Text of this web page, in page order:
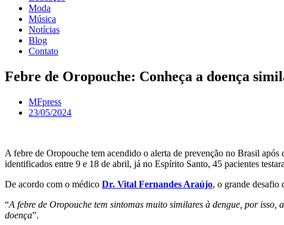
Moda
Música
Notícias
Blog
Contato
Febre de Oropouche: Conheça a doença
MFpress
23/05/2024
A febre de Oropouche tem acendido o alerta de prevenção no Brasil
identificados entre 9 e 18 de abril, já no Espírito Santo, 45 pacientes
De acordo com o médico Dr. Vital Fernandes Araújo, o grande desafio
“A febre de Oropouche tem sintomas muito similares à dengue, por isso,
doença”.